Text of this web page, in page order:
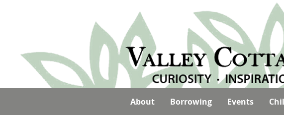
About Borrowing Events